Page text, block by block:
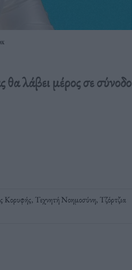
λάβει μέρος σε σύνοδο
Κορυφής, Τεχνητή Νοημοσύνη, Τζόρτζια